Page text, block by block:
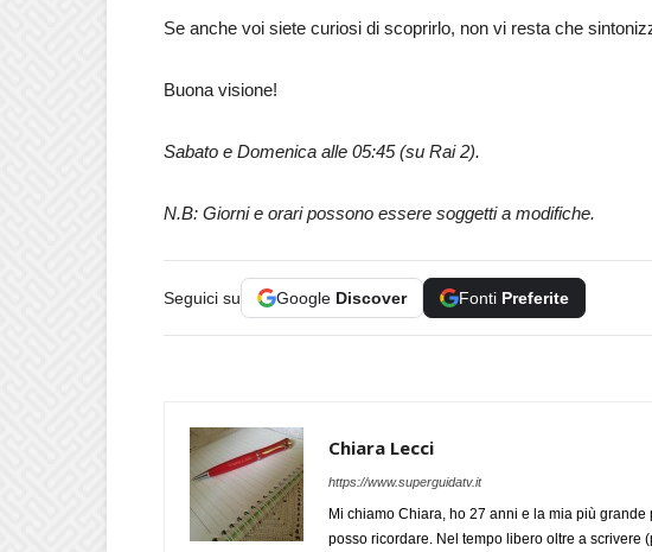
Se anche voi siete curiosi di scoprirlo, non vi resta che
Buona visione!
Sabato e Domenica alle 05:45 (su Rai 2).
N.B: Giorni e orari possono essere soggetti a modifiche.
Seguici su Google Discover Fonti Preferite
Chiara Lecci
https://www.superguidatv.it
Mi chiamo Chiara, ho 27 anni e la mia più
posso ricordare. Nel tempo libero oltre a scrivere